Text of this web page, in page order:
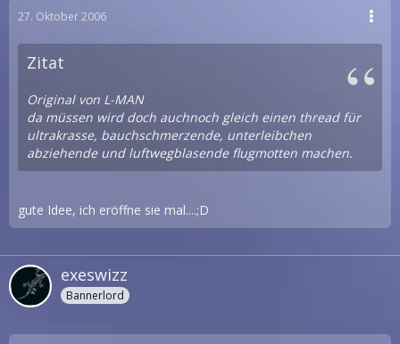
27. Oktober 2006
Zitat
Original von L-MAN
da müssen wird doch auchnoch gleich einen thread für
ultrakrasse, bauchschmerzende, unterleibchen
abziehende und luftwegblasende flugmotten machen.
gute Idee, ich eröffne sie mal....;D
exeswizz
Bannerlord